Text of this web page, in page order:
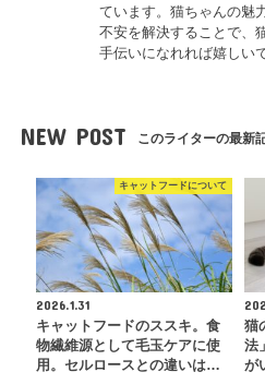
ています。猫ちゃんの魅
不安を解決することで、
手伝いになれれば嬉しい
NEW POST このライターの最新
キャットフードについて
2026.1.31
キャットフードのススキ。食
物繊維源として毛玉ケアに使
用。セルロースとの違いは…
猫
法
が